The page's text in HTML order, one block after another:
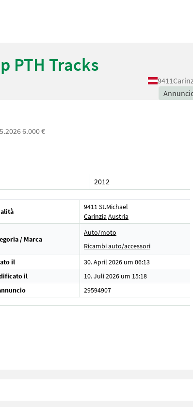
PTH Tracks
9411
6.000 €
2012
9411 St.Michael
Carinzia Austria
/ Marca
Auto/moto
Ricambi auto/accessori
il
30. April 2026 um 06:13
il
10. Juli 2026 um 15:18
29594907